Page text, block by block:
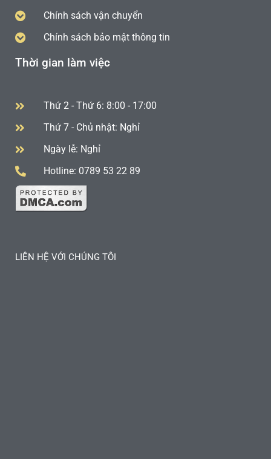
Chính sách vận chuyển
Chính sách bảo mật thông tin
Thời gian làm việc
Thứ 2 - Thứ 6: 8:00 - 17:00
Thứ 7 - Chủ nhật: Nghỉ
Ngày lễ: Nghỉ
Hotline: 0789 53 22 89
LIÊN HỆ VỚI CHÚNG TÔI